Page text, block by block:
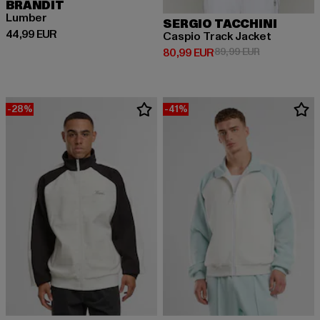
BRANDIT
Lumber
44,99 EUR
Derzeitiger Preis: 44,99 EUR
SERGIO TACCHINI
Caspio Track Jacket
80,99 EUR
Derzeitiger Preis: 80,99 EUR
89,99 EURAktionspreis:
-28% -41%